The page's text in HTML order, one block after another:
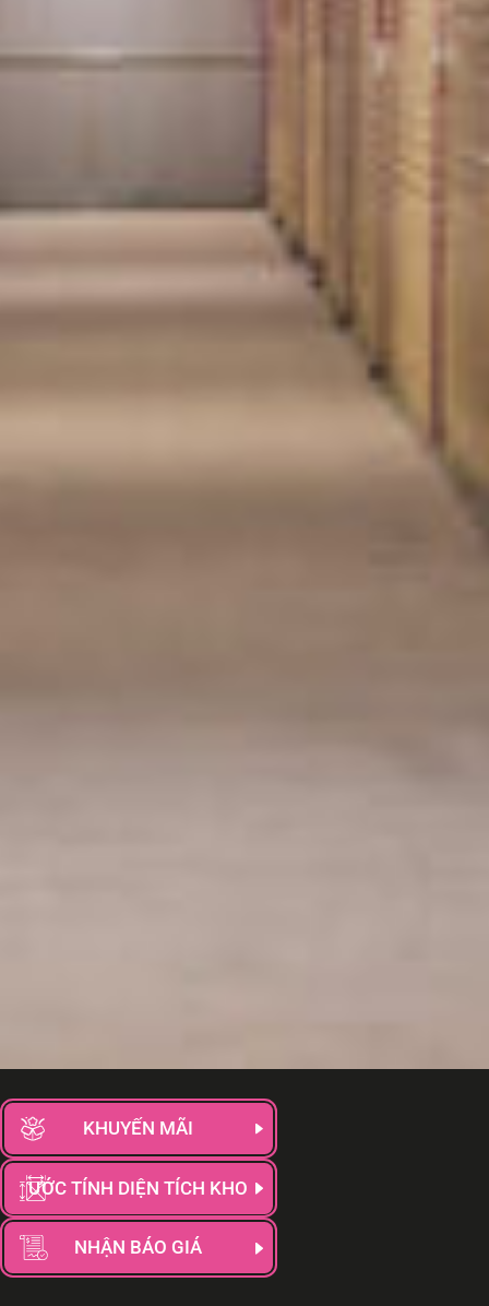
KHUYẾN MÃI
ƯỚC TÍNH DIỆN TÍCH KHO
NHẬN BÁO GIÁ